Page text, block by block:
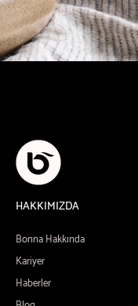
HAKKIMIZDA
Bonna Hakkında
Kariyer
Haberler